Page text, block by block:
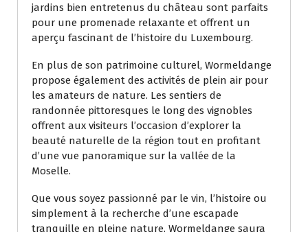
jardins bien entretenus du château sont parfaits
pour une promenade relaxante et offrent un
aperçu fascinant de l’histoire du Luxembourg.
En plus de son patrimoine culturel, Wormeldange
propose également des activités de plein air pour
les amateurs de nature. Les sentiers de
randonnée pittoresques le long des vignobles
offrent aux visiteurs l’occasion d’explorer la
beauté naturelle de la région tout en profitant
d’une vue panoramique sur la vallée de la
Moselle.
Que vous soyez passionné par le vin, l’histoire ou
simplement à la recherche d’une escapade
tranquille en pleine nature, Wormeldange saura